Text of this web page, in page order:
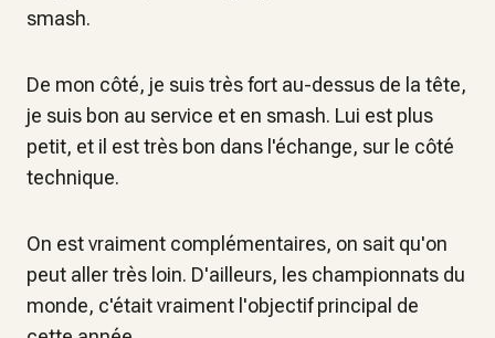
smash.
De mon côté, je suis très fort au-dessus de la tête,
je suis bon au service et en smash. Lui est plus
petit, et il est très bon dans l'échange, sur le côté
technique.
On est vraiment complémentaires, on sait qu'on
peut aller très loin. D'ailleurs, les championnats du
monde, c'était vraiment l'objectif principal de